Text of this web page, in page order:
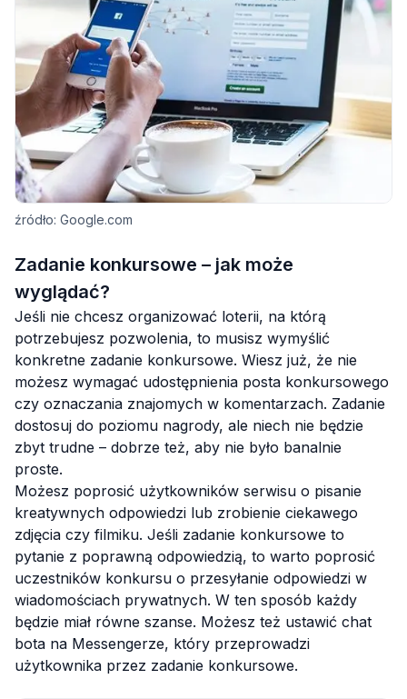
źródło: Google.com
Zadanie konkursowe – jak może
wyglądać?
Jeśli nie chcesz organizować loterii, na którą
potrzebujesz pozwolenia, to musisz wymyślić
konkretne zadanie konkursowe. Wiesz już, że nie
możesz wymagać udostępnienia posta konkursowego
czy oznaczania znajomych w komentarzach. Zadanie
dostosuj do poziomu nagrody, ale niech nie będzie
zbyt trudne – dobrze też, aby nie było banalnie
proste.
Możesz poprosić użytkowników serwisu o pisanie
kreatywnych odpowiedzi lub zrobienie ciekawego
zdjęcia czy filmiku. Jeśli zadanie konkursowe to
pytanie z poprawną odpowiedzią, to warto poprosić
uczestników konkursu o przesyłanie odpowiedzi w
wiadomościach prywatnych. W ten sposób każdy
będzie miał równe szanse. Możesz też ustawić chat
bota na Messengerze, który przeprowadzi
użytkownika przez zadanie konkursowe.